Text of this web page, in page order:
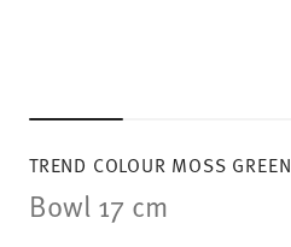
TREND COLOUR MOSS GREEN
Bowl 17 cm